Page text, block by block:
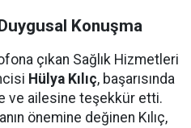
Konuşma
çıkan Sağlık Hizmetleri
Hülya Kılıç, başarısında
ve ailesine teşekkür etti.
önemine değinen Kılıç,